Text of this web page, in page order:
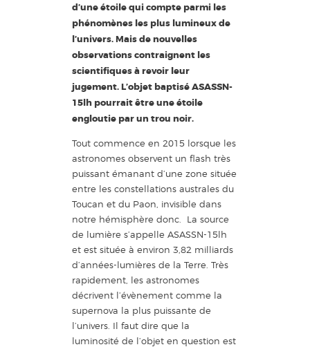
d’une étoile qui compte parmi les
phénomènes les plus lumineux de
l’univers. Mais de nouvelles
observations contraignent les
scientifiques à revoir leur
jugement. L’objet baptisé ASASSN-
15lh pourrait être une étoile
engloutie par un trou noir.
Tout commence en 2015 lorsque les
astronomes observent un flash très
puissant émanant d’une zone située
entre les constellations australes du
Toucan et du Paon, invisible dans
notre hémisphère donc. La source
de lumière s’appelle ASASSN-15lh
et est située à environ 3,82 milliards
d’années-lumières de la Terre. Très
rapidement, les astronomes
décrivent l’évènement comme la
supernova la plus puissante de
l’univers. Il faut dire que la
luminosité de l’objet en question est